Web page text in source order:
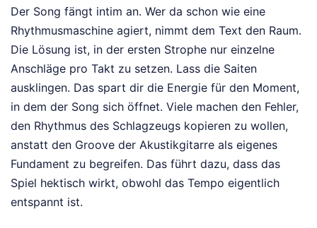
Der Song fängt intim an. Wer da schon wie eine
Rhythmusmaschine agiert, nimmt dem Text den Raum.
Die Lösung ist, in der ersten Strophe nur einzelne
Anschläge pro Takt zu setzen. Lass die Saiten
ausklingen. Das spart dir die Energie für den Moment,
in dem der Song sich öffnet. Viele machen den Fehler,
den Rhythmus des Schlagzeugs kopieren zu wollen,
anstatt den Groove der Akustikgitarre als eigenes
Fundament zu begreifen. Das führt dazu, dass das
Spiel hektisch wirkt, obwohl das Tempo eigentlich
entspannt ist.